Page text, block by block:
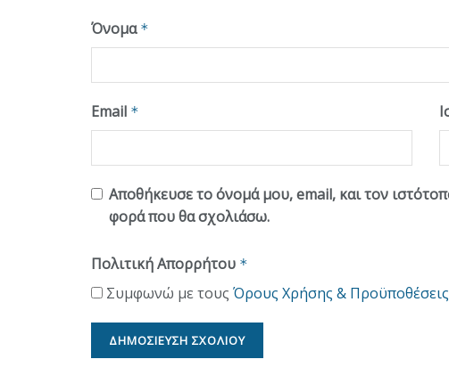
Όνομα *
Email *
Αποθήκευσε το όνομά μου, email, και τον
φορά που θα σχολιάσω.
Πολιτική Απορρήτου *
Συμφωνώ με τους Όρους Χρήσης & Προϋποθέσεις